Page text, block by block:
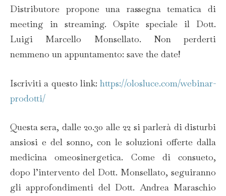
Distributore propone una rassegna tematica di
meeting in streaming. Ospite speciale il Dott.
Luigi Marcello Monsellato. Non perderti
nemmeno un appuntamento: save the date!
Iscriviti a questo link: https://olosluce.com/webinar-
prodotti/
Questa sera, dalle 20.30 alle 22 si parlerà di disturbi
ansiosi e del sonno, con le soluzioni offerte dalla
medicina omeosinergetica. Come di consueto,
dopo l’intervento del Dott. Monsellato, seguiranno
gli approfondimenti del Dott. Andrea Maraschio